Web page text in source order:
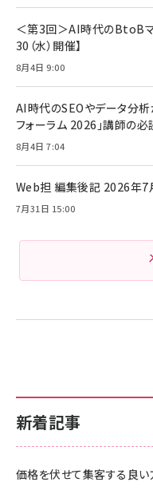
￥1,980
Anker
全ワイヤ
ング/マル
Anker
ケーブ
ド付き
17 / 16 /
Amazon
キャンペ
￥4,857
新着記事
価格を伏せて集客する良い
＜第3回＞AI時代のBtoBマ
30（水）開催】
8月4日 9:00
AI時代のSEOやデータ分
フォーラム 2026」講師の
8月4日 7:04
Web担 編集後記 2026年7
7月31日 15:00